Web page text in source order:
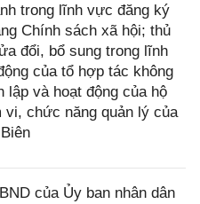
trong lĩnh vực đăng ký
Chính sách xã hội; thủ
đổi, bổ sung trong lĩnh
của tổ hợp tác không
và hoạt động của hộ
vi, chức năng quản lý của
của Ủy ban nhân dân